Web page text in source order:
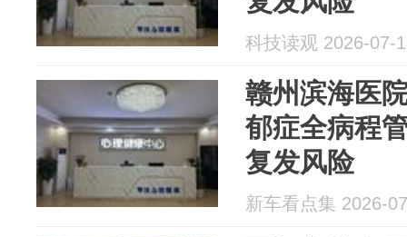
科技读观 2026-07-
赣州滨海医
郁症全病程
复发风险
新车看点集 2026-